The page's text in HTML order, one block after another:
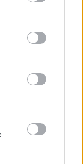
tags to
below Google